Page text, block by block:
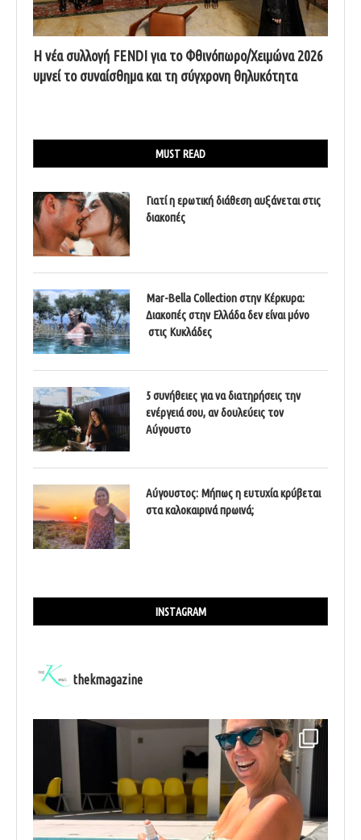
Η νέα συλλογή FENDI για το Φθινόπωρο/Χειμώνα 2026
υμνεί το συναίσθημα και τη σύγχρονη θηλυκότητα
MUST READ
Γιατί η ερωτική διάθεση αυξάνεται στις
διακοπές
Mar-Bella Collection στην Κέρκυρα:
Διακοπές στην Ελλάδα δεν είναι μόνο
στις Κυκλάδες
5 συνήθειες για να διατηρήσεις την
ενέργειά σου, αν δουλεύεις τον
Αύγουστο
Αύγουστος: Μήπως η ευτυχία κρύβεται
στα καλοκαιρινά πρωινά;
INSTAGRAM
thekmagazine